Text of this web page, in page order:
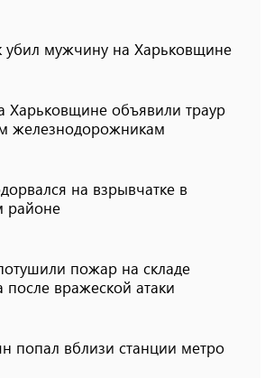
убил мужчину на Харьковщине
Харьковщине объявили траур
железнодорожникам
на взрывчатке в
районе
пожар на складе
после вражеской атаки
попал вблизи станции метро